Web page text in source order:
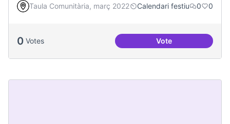
Taula Comunitària, març 2022 Calendari festiu 0 0
0 Votes VotePlaça del